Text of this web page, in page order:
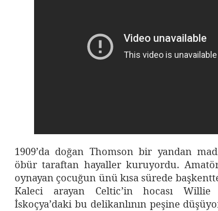
1909’da doğan Thomson bir yandan
öbür taraftan hayaller kuruyordu.
oynayan çocuğun ünü kısa sürede
Kaleci arayan Celtic’in hocası
İskoçya’daki bu delikanlının peşine